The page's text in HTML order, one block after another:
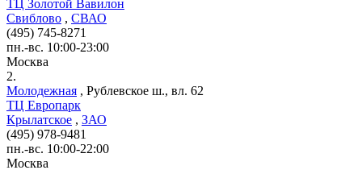
ТЦ Золотой Вавилон
Свиблово , СВАО
(495) 745-8271
пн.-вс. 10:00-23:00
Москва
2.
Молодежная , Рублевское ш., вл. 62
ТЦ Европарк
Крылатское , ЗАО
(495) 978-9481
пн.-вс. 10:00-22:00
Москва